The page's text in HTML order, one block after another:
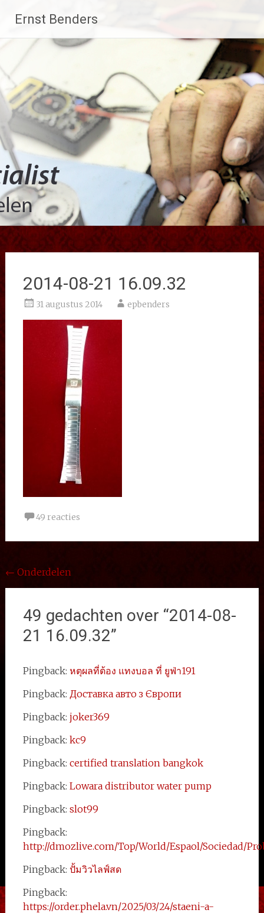
naar
de
inhoud
Ernst Benders
2014-08-21 16.09.32
31 augustus 2014 epbenders
49 reacties
Bericht
navigatie
← Onderdelen
49 gedachten over “2014-08-
21 16.09.32”
Pingback: หตุผลที่ต้อง แทงบอล ที่ ยูฟ่า191
Pingback: Доставка авто з Європи
Pingback: joker369
Pingback: kc9
Pingback: certified translation bangkok
Pingback: Lowara distributor water pump
Pingback: slot99
Pingback:
http://dmozlive.com/Top/World/Espaol/Sociedad/
Pingback: ปั้มวิวไลฟ์สด
Pingback:
https://order.phela.vn/2025/03/24/staeni-a-